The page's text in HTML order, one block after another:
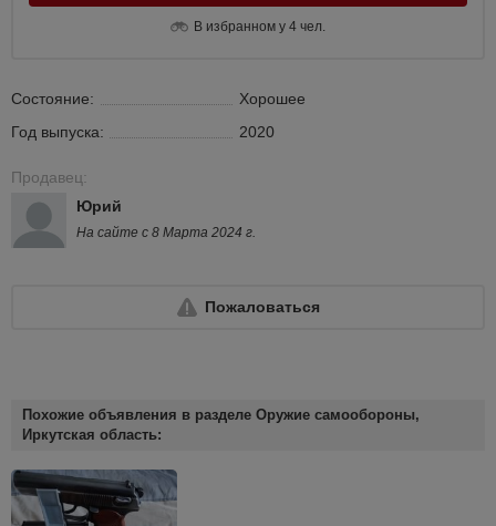
В избранном у 4 чел.
Состояние:
Хорошее
Год выпуска:
2020
Продавец:
Юрий
На сайте с 8 Марта 2024 г.
Пожаловаться
Похожие объявления в разделе Оружие самообороны,
Иркутская область: